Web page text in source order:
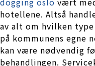
hotellene. Altså
av alt om hvilken
på kommunens egne
kan være nødvendig
behandlingen.